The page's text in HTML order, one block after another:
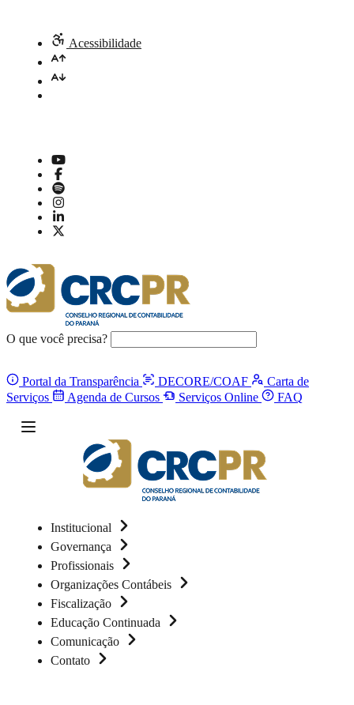
Acessibilidade
O que você precisa?
Portal da Transparência DECORE/COAF
Carta de
Serviços
Agenda de Cursos Serviços Online FAQ
Institucional
Governança
Profissionais
Organizações Contábeis
Fiscalização
Educação Continuada
Comunicação
Contato